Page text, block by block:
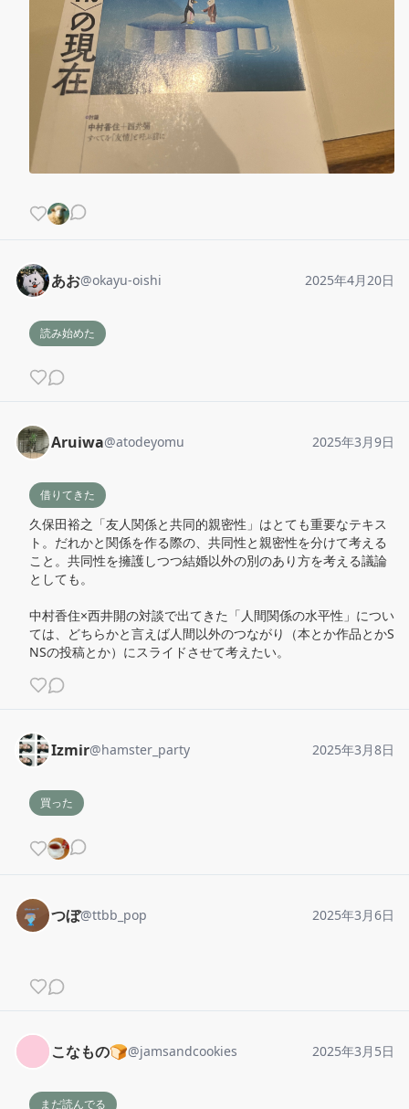
あお@okayu-oishi 2025年4月20日
読み始めた
Aruiwa@atodeyomu 2025年3月9日
借りてきた
久保田裕之「友人関係と共同的親密性」はとても重要なテキス
ト。だれかと関係を作る際の、共同性と親密性を分けて考える
こと。共同性を擁護しつつ結婚以外の別のあり方を考える議論
としても。
中村香住×西井開の対談で出てきた「人間関係の水平性」につい
ては、どちらかと言えば人間以外のつながり（本とか作品とかS
NSの投稿とか）にスライドさせて考えたい。
Izmir@hamster_party 2025年3月8日
買った
つぼ@ttbb_pop 2025年3月6日
こなもの🍞@jamsandcookies 2025年3月5日
まだ読んでる